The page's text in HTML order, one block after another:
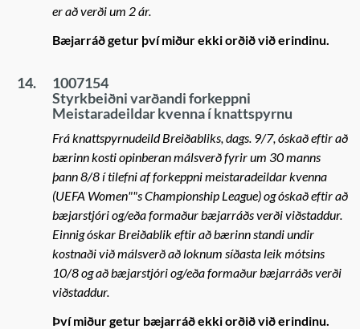
er að verði um 2 ár.
Bæjarráð getur því miður ekki orðið við erindinu.
14.
1007154
Styrkbeiðni varðandi forkeppni
Meistaradeildar kvenna í knattspyrnu
Frá knattspyrnudeild Breiðabliks, dags. 9/7, óskað eftir að
bærinn kosti opinberan málsverð fyrir um 30 manns
þann 8/8 í tilefni af forkeppni meistaradeildar kvenna
(UEFA Women""s Championship League) og óskað eftir að
bæjarstjóri og/eða formaður bæjarráðs verði viðstaddur.
Einnig óskar Breiðablik eftir að bærinn standi undir
kostnaði við málsverð að loknum síðasta leik mótsins
10/8 og að bæjarstjóri og/eða formaður bæjarráðs verði
viðstaddur.
Því miður getur bæjarráð ekki orðið við erindinu.